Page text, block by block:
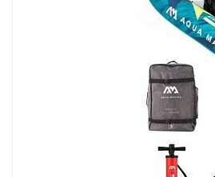
Воздушные насосы